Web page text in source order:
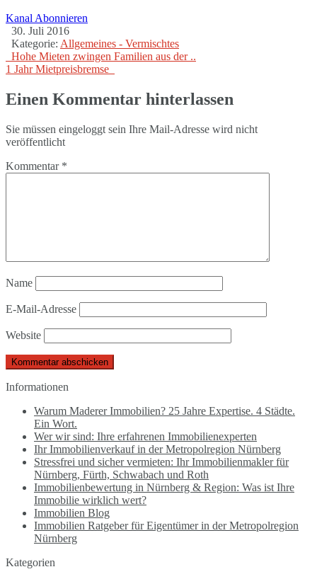
Kanal Abonnieren
30. Juli 2016
Kategorie: Allgemeines - Vermischtes
Hohe Mieten zwingen Familien aus der ..
1 Jahr Mietpreisbremse
Einen Kommentar hinterlassen
Sie müssen eingeloggt sein Ihre Mail-Adresse wird nicht
veröffentlicht
Kommentar *
Name
E-Mail-Adresse
Website
Informationen
Warum Maderer Immobilien? 25 Jahre Expertise. 4 Städte.
Ein Wort.
Wer wir sind: Ihre erfahrenen Immobilienexperten
Ihr Immobilienverkauf in der Metropolregion Nürnberg
Stressfrei und sicher vermieten: Ihr Immobilienmakler für
Nürnberg, Fürth, Schwabach und Roth
Immobilienbewertung in Nürnberg & Region: Was ist Ihre
Immobilie wirklich wert?
Immobilien Blog
Immobilien Ratgeber für Eigentümer in der Metropolregion
Nürnberg
Kategorien